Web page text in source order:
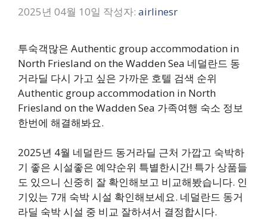
2025년 04월 10일 작성자: airlinesr
투숙객많은 Authentic group accommodation in
North Friesland on the Wadden Sea 네덜란드 동
거라딜 다시 가고 싶은 가까운 호텔 검색 순위
Authentic group accommodation in North
Friesland on the Wadden Sea 가족여행 숙소 정보
한번에 해결해봐요.
2025년 4월 네덜란드 동거라딜 근처 가깝고 숙박하
기 좋은 시설좋은 예약순위 특별한시간! 특가 상품들
도 있으니 신중히 잘 확인해보고 비교해봤습니다. 인
기있는 7개 숙박 시설 확인해보세요. 네덜란드 동거
라딜 숙박 시설 중 비교 잘하셔서 결정합시다.